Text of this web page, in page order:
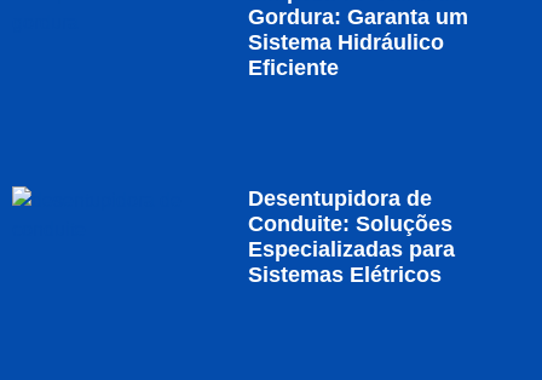
Gordura: Garanta um
Sistema Hidráulico
Eficiente
Desentupidora de
Conduite: Soluções
Especializadas para
Sistemas Elétricos